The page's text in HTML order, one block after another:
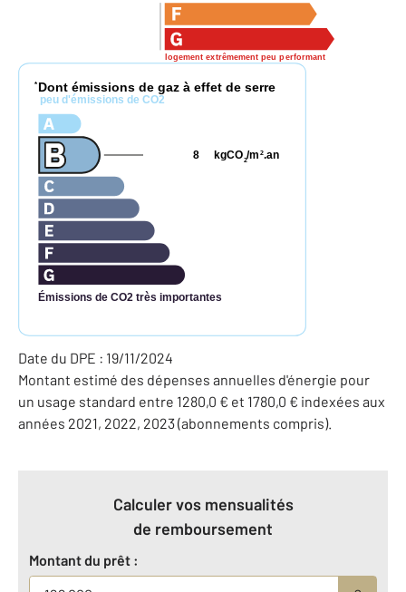
logement extrêmement peu performant
* Dont émissions de gaz à effet de serre
peu d'émissions de CO2
Émissions de CO2 très importantes
kgCO2/m 2.an
8
Date du DPE : 19/11/2024
Montant estimé des dépenses annuelles d'énergie pour
un usage standard entre 1280,0 € et 1780,0 € indexées aux
années 2021, 2022, 2023 (abonnements compris).
Calculer vos mensualités
de remboursement
Montant du prêt :